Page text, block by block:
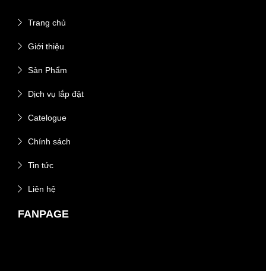
Trang chủ
Giới thiệu
Sản Phẩm
Dịch vụ lắp đặt
Catelogue
Chính sách
Tin tức
Liên hệ
FANPAGE